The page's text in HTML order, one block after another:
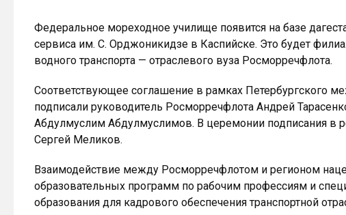
Федеральное мореходное училище появится на базе
сервиса им. С. Орджоникидзе в Каспийске. Это будет
водного транспорта — отраслевого вуза Росморречфлота.
Соответствующее соглашение в рамках Петербургского
подписали руководитель Росморречфлота Андрей
Абдулмуслим Абдулмуслимов. В церемонии подписания в
Сергей Меликов.
Взаимодействие между Росморречфлотом и регионом
образовательных программ по рабочим профессиям и
образования для кадрового обеспечения транспортной